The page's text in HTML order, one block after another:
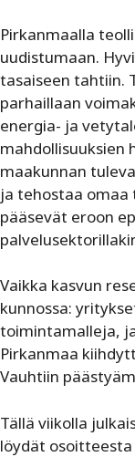
Pirkanmaalla
uudistumaan.
tasaiseen tahtiin.
parhaillaan
energia- ja
mahdollisuuksien
maakunnan
ja tehostaa
pääsevät eroon
Vaikka kasvun
kunnossa:
toimintamalleja,
Pirkanmaa
Vauhtiin
Tällä viikolla
löydät osoitteesta